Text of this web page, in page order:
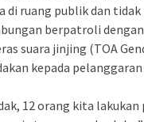
di ruang publik dan
berpatroli
suara jinjing (TOA
kepada
12 orang kita